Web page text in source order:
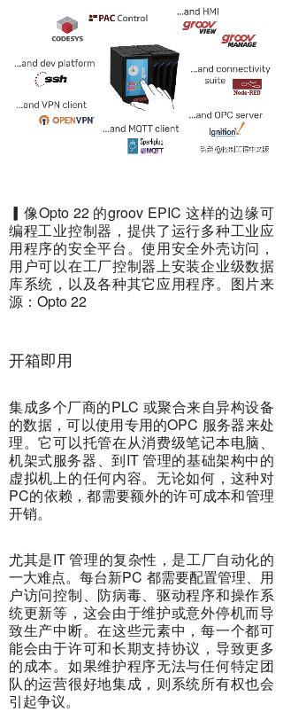
▎ 像Opto 22 的groov EPIC 这样的边缘可
编程工业控制器，提供了运行多种工业应
用程序的安全平台。使用安全外壳访问，
用户可以在工厂控制器上安装企业级数据
库系统，以及各种其它应用程序。图片来
源：Opto 22
开箱即用
集成多个厂商的PLC 或聚合来自异构设备
的数据，可以使用专用的OPC 服务器来处
理。它可以托管在从消费级笔记本电脑、
机架式服务器、到IT 管理的基础架构中的
虚拟机上的任何内容。无论如何，这种对
PC的依赖，都需要额外的许可成本和管理
开销。
尤其是IT 管理的复杂性，是工厂自动化的
一大难点。每台新PC 都需要配置管理、用
户访问控制、防病毒、驱动程序和操作系
统更新等，这会由于维护或意外停机而导
致生产中断。在这些元素中，每一个都可
能会由于许可和长期支持协议，导致更多
的成本。如果维护程序无法与任何特定团
队的运营很好地集成，则系统所有权也会
引起争议。